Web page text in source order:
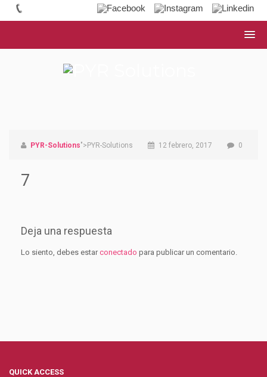
PYR-Solutions">PYR-Solutions 12 febrero, 2017 0
7
Deja una respuesta
Lo siento, debes estarconectado para publicar un comentario.
QUICK ACCESS